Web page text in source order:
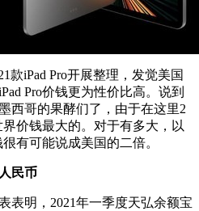
款iPad Pro开展整理，发觉美国
Pro价钱更为性价比高。说到
西哥的果酵们了，由于在这里2
价钱最大的。对于有多大，以
有可能说成美国的二倍。
民币
表明，2021年一季度天弘余额宝